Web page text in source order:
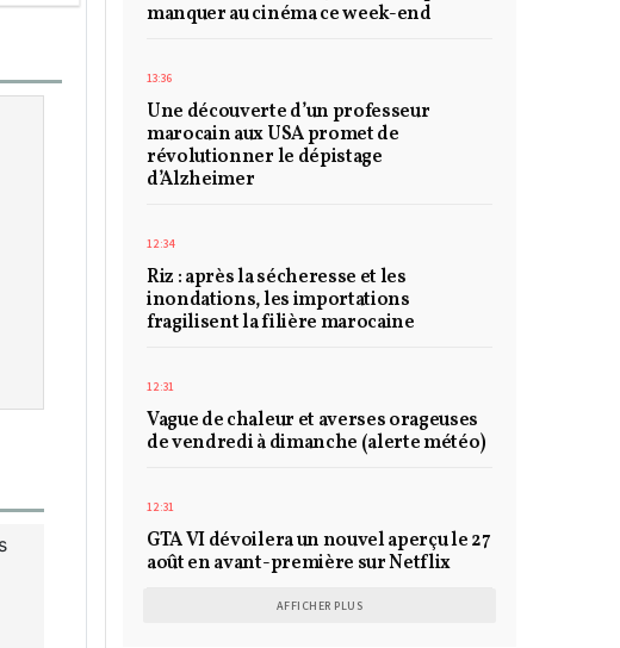
manquer au cinéma ce week-end
13:36
Une découverte d’un professeur
marocain aux USA promet de
révolutionner le dépistage
d’Alzheimer
12:34
Riz : après la sécheresse et les
inondations, les importations
fragilisent la filière marocaine
12:31
Vague de chaleur et averses orageuses
de vendredi à dimanche (alerte météo)
12:31
GTA VI dévoilera un nouvel aperçu le 27
août en avant-première sur Netflix
AFFICHER PLUS